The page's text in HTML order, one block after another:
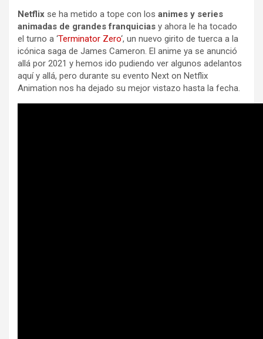
Netflix se ha metido a tope con los animes y series
animadas de grandes franquicias y ahora le ha tocado
el turno a ‘Terminator Zero‘, un nuevo girito de tuerca a la
icónica saga de James Cameron. El anime ya se anunció
allá por 2021 y hemos ido pudiendo ver algunos adelantos
aquí y allá, pero durante su evento Next on Netflix
Animation nos ha dejado su mejor vistazo hasta la fecha.